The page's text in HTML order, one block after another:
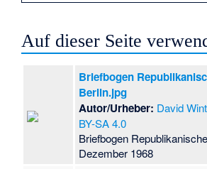
Auf dieser Seite
Briefbogen
Berlin.jpg
Autor/Urheber: David
BY-SA 4.0
Briefbogen
Dezember 1968